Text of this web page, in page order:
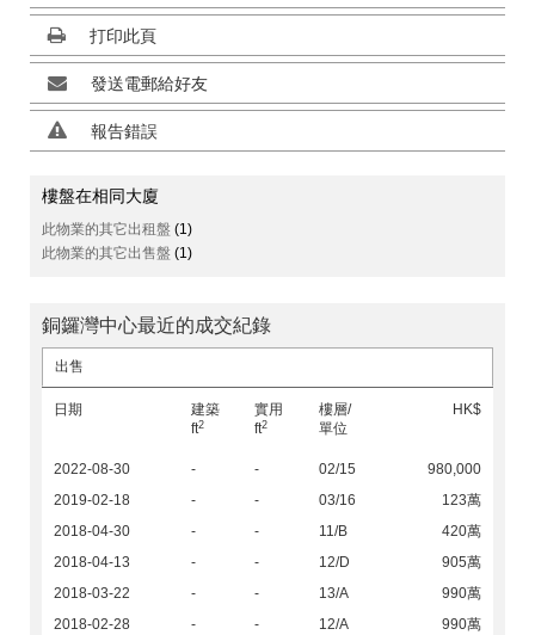
打印此頁
發送電郵給好友
報告錯誤
樓盤在相同大廈
此物業的其它出租盤 (1)
此物業的其它出售盤 (1)
銅鑼灣中心最近的成交紀錄
出售
日期
建築
ft2
實用
ft2
樓層/
單位
HK$
2022-08-30 - - 02/15
980,000
2019-02-18
- - 03/16
123萬
2018-04-30
- - 11/B
420萬
2018-04-13
- - 12/D
905萬
2018-03-22
- - 13/A
990萬
2018-02-28
- - 12/A
990萬